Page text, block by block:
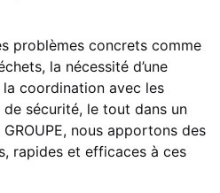
problèmes concrets comme
la nécessité d’une
coordination avec les
de sécurité, le tout dans un
nous apportons des
rapides et efficaces à ces